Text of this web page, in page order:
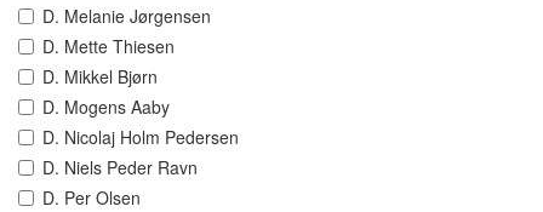
D. Melanie Jørgensen
D. Mette Thiesen
D. Mikkel Bjørn
D. Mogens Aaby
D. Nicolaj Holm Pedersen
D. Niels Peder Ravn
D. Per Olsen